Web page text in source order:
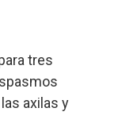
tres
axilas y